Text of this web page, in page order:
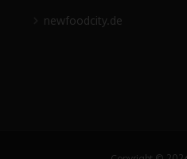
newfoodcity.de